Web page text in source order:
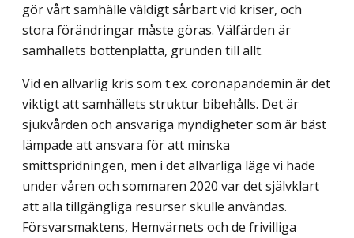
gör vårt samhälle väldigt sårbart vid kriser, och
stora förändringar måste göras. Välfärden är
samhällets bottenplatta, grunden till allt.
Vid en allvarlig kris som t.ex. coronapandemin är det
viktigt att samhällets struktur bibehålls. Det är
sjukvården och ansvariga myndigheter som är bäst
lämpade att ansvara för att minska
smittspridningen, men i det allvarliga läge vi hade
under våren och sommaren 2020 var det självklart
att alla tillgängliga resurser skulle användas.
Försvars­maktens, Hemvärnets och de frivilliga